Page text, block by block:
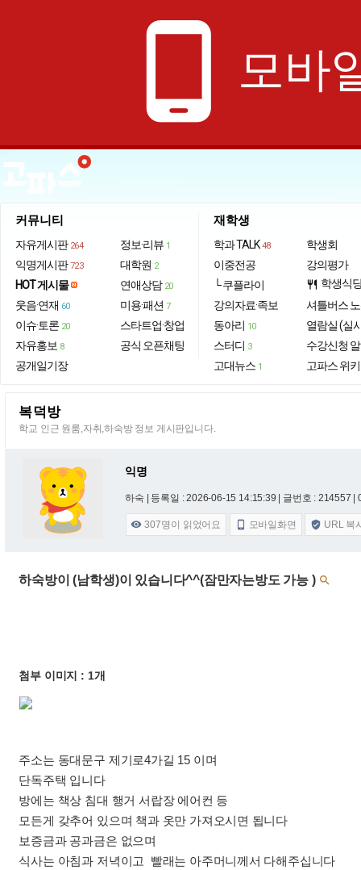
phone_android 모바
커뮤니티
자유게시판 264
익명게시판 723
HOT 게시물
웃음·연재 60
이슈·토론 20
자유홍보 8
공개일기장
정보·리뷰 1
대학원 2
연애상담 20
미용·패션 7
스타트업·창업
공식 오픈채팅
재학생
학과 TALK 48
이중전공
└ 쿠플라이
강의자료·족보
동아리 10
스터디 3
고대뉴스 1
학생회
강의평가
restaurant 학생식
셔틀버스
열람실 (실
수강신청
고파스 위키
복덕방
학교 인근 원룸,자취,하숙방 정보 게시판입니다.
익명
하숙 | 등록일 : 2026-06-15 14:15:39 | 글번호 : 214557 |
 307명이 읽었어요  모바일화면  URL 복
하숙방이 (남학생)이 있습니다^^(잠만자는방도 가능 ) 
첨부 이미지 : 1개
주소는 동대문구 제기로4가길 15 이며
단독주택 입니다
방에는 책상 침대 행거 서랍장 에어컨 등
모든게 갖추어 있으며 책과 옷만 가져오시면 됩니다
보증금과 공과금은 없으며
식사는 아침과 저녁이고 빨래는 아주머니께서 다해주십니다